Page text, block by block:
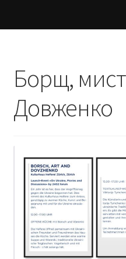
Борщ,
Довженко